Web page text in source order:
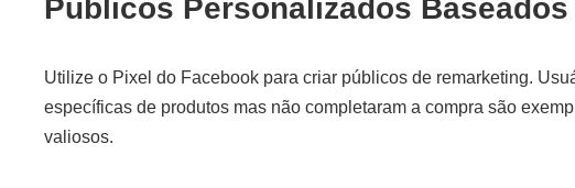
Públicos Personalizados Baseados
Utilize o Pixel do Facebook para criar públicos de remarketing.
específicas de produtos mas não completaram a compra são
valiosos.